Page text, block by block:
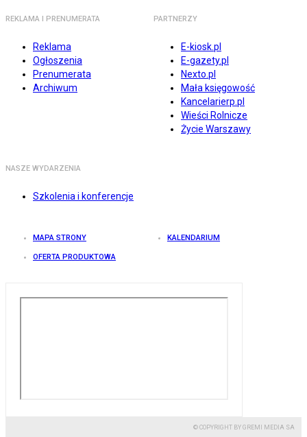
REKLAMA I PRENUMERATA
Reklama
Ogłoszenia
Prenumerata
Archiwum
PARTNERZY
E-kiosk.pl
E-gazety.pl
Nexto.pl
Mała księgowość
Kancelarierp.pl
Wieści Rolnicze
Życie Warszawy
NASZE WYDARZENIA
Szkolenia i konferencje
MAPA STRONY KALENDARIUM
OFERTA PRODUKTOWA
© COPYRIGHT BY GREMI MEDIA SA